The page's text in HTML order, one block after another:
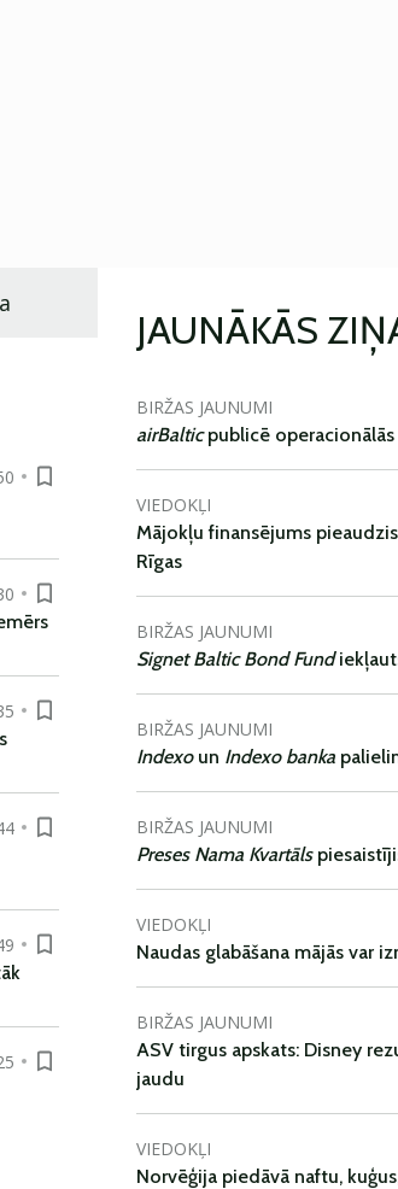
JAUNĀKĀS
BIRŽAS JAUNUMI
airBalticpublicē
VIEDOKĻI
Mājokļu finansējums
Rīgas
BIRŽAS JAUNUMI
Signet Baltic Bond Fund
BIRŽAS JAUNUMI
Indexoun Indexo banka
BIRŽAS JAUNUMI
Preses Nama Kvartāls
VIEDOKĻI
Naudas glabāšana mājās var
BIRŽAS JAUNUMI
ASV tirgus apskats: Disney
jaudu
VIEDOKĻI
Norvēģija piedāvā naftu,